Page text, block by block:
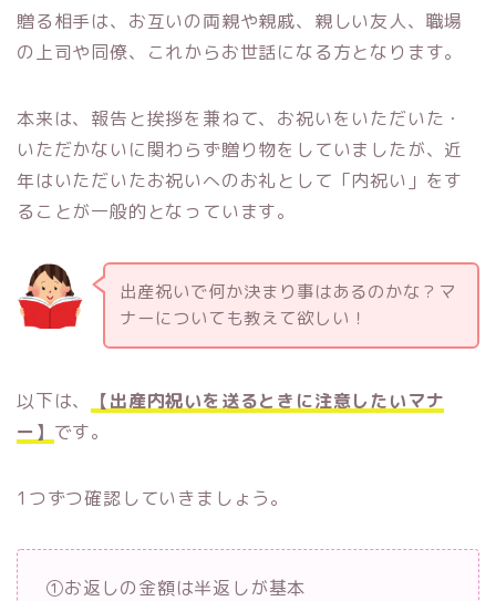
贈る相手は、お互いの両親や親戚、親しい友人、職場
の上司や同僚、これからお世話になる方となります。
本来は、報告と挨拶を兼ねて、お祝いをいただいた・
いただかないに関わらず贈り物をしていましたが、近
年はいただいたお祝いへのお礼として「内祝い」をす
ることが一般的となっています。
出産祝いで何か決まり事はあるのかな？マ
ナーについても教えて欲しい！
以下は、
【出産内祝いを送るときに注意したいマナ
ー】 です。
1つずつ確認していきましょう。
①お返しの金額は半返しが基本